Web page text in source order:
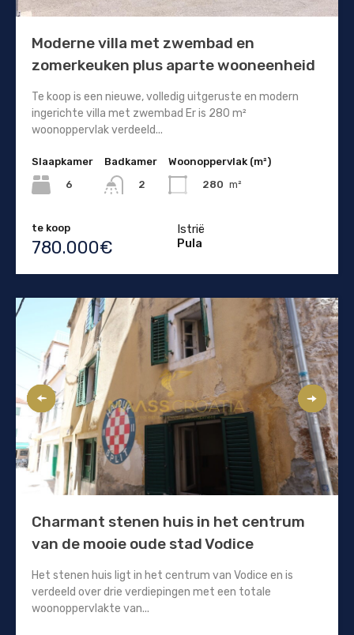
Moderne villa met zwembad en
zomerkeuken plus aparte wooneenheid
Te koop is een nieuwe, volledig uitgeruste en modern
ingerichte villa met zwembad Er is 280 m²
woonoppervlak verdeeld...
Slaapkamer
6
Badkamer
2
Woonoppervlak (m²)
280 m²
te koop
780.000€
Istrië
Pula
Charmant stenen huis in het centrum
van de mooie oude stad Vodice
Het stenen huis ligt in het centrum van Vodice en is
verdeeld over drie verdiepingen met een totale
woonoppervlakte van...